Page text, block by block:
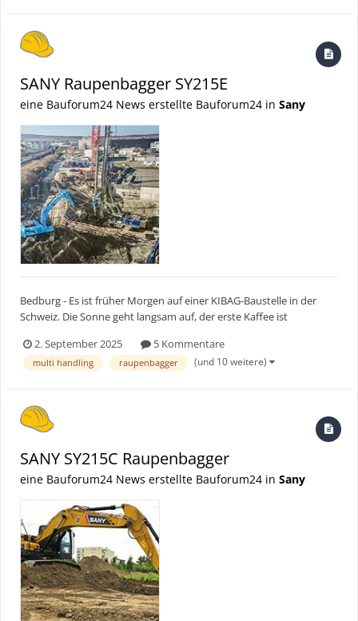
SANY Raupenbagger SY215E
eine Bauforum24 News erstellte Bauforum24 in Sany
Bedburg - Es ist früher Morgen auf einer KIBAG-Baustelle in der
Schweiz. Die Sonne geht langsam auf, der erste Kaffee ist
Kein Dröhnen, kein Vibrieren, kein typisches Rattern eines
Dieselmotors. Stattdessen: fast gespenstische Ruhe. Und...
2. September 2025 5 Kommentare
multi handling raupenbagger (und 10 weitere)
SANY SY215C Raupenbagger
eine Bauforum24 News erstellte Bauforum24 in Sany